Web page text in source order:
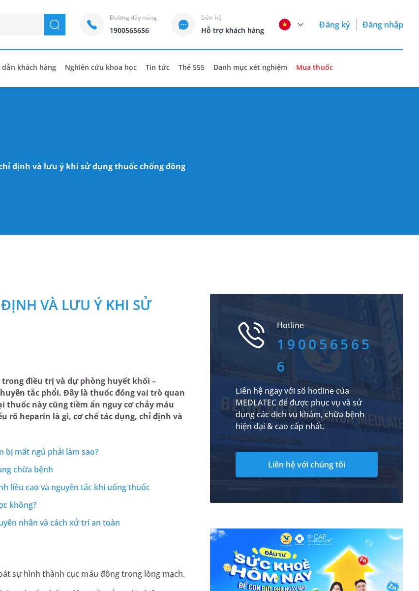
seach
Đường dây nóng
1900565656
Liên hệ
Hỗ trợ khách hàng
Đăng ký Đăng nhập
khách hàng Nghiên cứu khoa học Tin tức Thẻ 555 Danh mục xét nghiệm Mua thuốc
định và lưu ý khi sử dụng thuốc chống đông
VÀ LƯU Ý KHI SỬ
điều trị và dự phòng huyết khối –
tắc phổi. Đây là thuốc đóng vai trò quan
thuốc này cũng tiềm ẩn nguy cơ chảy máu
rõ heparin là gì, cơ chế tác dụng, chỉ định và
bị mất ngủ phải làm sao?
chữa bệnh
liều cao và nguyên tắc khi uống thuốc
không?
nhân và cách xử trí an toàn
sự hình thành cục máu đông trong lòng mạch.
Hotline
190056565
6
Liên hệ ngay với số hotline của
MEDLATEC để được phục vụ và sử
dụng các dịch vụ khám, chữa bệnh
hiện đại & cao cấp nhất.
Liên hệ với chúng tôi